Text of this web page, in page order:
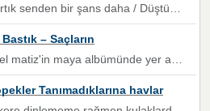
zaman ben olmayacağım yanında” dizeleri, artık geçmişin tekrarına izin verilmeyeceğini, kişisel sınırların çizildiğini gösteriyor.
– Saçların
albümünde yer alan güzellerden. parça da şarkı hani! müzikal altyapısına vurulduğum, sözlerinde kaybolduğum bir parça olmuş.
Tanımadıklarına havlar